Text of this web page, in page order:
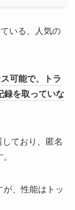
いる、人気の
可能で、トラ
録を取っていな
ており、匿名
、性能はトッ